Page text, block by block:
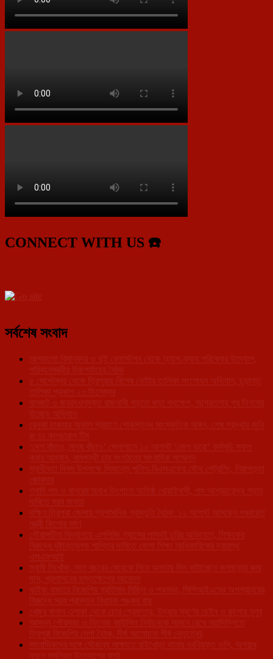
CONNECT WITH US ☎️
সর্বশেষ সংবাদ
আগরতলা বিমানবন্দর ও দুই রেলস্টেশন থেকে অ্যাপ-ক্যাব পরিষেবার উদ্যোগ,
পরিবহনমন্ত্রীর উচ্চপর্যায়ের বৈঠক
৫ সেপ্টেম্বর থেকে ত্রিপুরায় বিশেষ ভোটার তালিকা সংশোধন অভিযান, চূড়ান্ত
তালিকা প্রকাশ ২৩ ডিসেম্বর
যানজট ও জবরদখলমুক্ত রাজধানী গড়তে কড়া পদক্ষেপ, আগরতলায় পুর নিগমের
উচ্ছেদ অভিযান
রেনুকা চাকমার অকাল প্রয়াণে শোকস্তব্ধ সাংস্কৃতিক অঙ্গন, শেষ শ্রদ্ধায় জুনি
রং ঢং কালচারাল টিম
‘দেশ বাঁচাও, মানুষ বাঁচাও’ স্লোগানে ১০ আগস্ট ‘জেল ভরো’ কর্মসূচি সফল
করার আহ্বান, বামপন্থী চার সংগঠনের সাংবাদিক সম্মেলন
স্বাধীনতা দিবস উপলক্ষে সিমান্তে পুলিশ-বিএসএফের যৌথ পেট্রলিং, নিরাপত্তা
জোরদার
গবাদি পশু ও বানরের অবাধ উৎপাতে অতিষ্ঠ খোয়াইবাসী, পশু আশ্রয়কেন্দ্র গড়ার
দাবিতে সরব জনতা
দক্ষিণ ত্রিপুরা জেলায় প্রশাসনিক প্রস্তুতি বৈঠক: ১২ আগস্ট আসছেন পঞ্চায়েত
মন্ত্রী কিশোর বর্মণ
গৌরাঙ্গটিলা বিদ্যালয়ে এলপিজি গ্যাসের পাসবই চুরির অভিযোগ, শিক্ষকের
বিরুদ্ধে দৃষ্টান্তমূলক শাস্তির দাবিতে জেলা শিক্ষা আধিকারিকের দ্বারস্থ
এসএফআই
স্বামী নিখোঁজ, সাত বছরের মেয়েকে নিয়ে অসহায় দিন কাটাচ্ছেন কলাছড়ার রুমা
দাস, প্রশাসনের হস্তক্ষেপের আবেদন
থাইবুং বাজারে বিজেপির প্রতিবাদ মিছিল ও পথসভা, সিপিআইএমের অপপ্রচারের
বিরুদ্ধে সরব প্রাক্তন বিধায়ক শঙ্কর রায়
খেজুর বাগান এলাকা থেকে চোর গ্রেফতার, উদ্ধার স্বর্ণের চেইন ও রুপোর নূপুর
আসন্ন পৌরসভা ও ভিলেজ কাউন্সিল নির্বাচনকে সামনে রেখে নয়াদিল্লিতে
ত্রিপুরা বিজেপির মেগা বৈঠক, দীর্ঘ আলোচনা শীর্ষ নেতৃত্বের
সাংবাদিকদের সঙ্গে সৌজন্য সাক্ষাতে বাইখোড়া থানার নবনিযুক্ত ওসি, অপরাধ
দমনে সমন্বিত উদ্যোগের বার্তা